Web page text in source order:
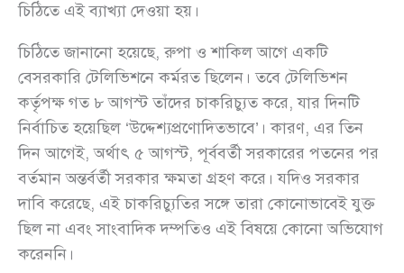
চিঠিতে এই ব্যাখ্যা দেওয়া হয়।
চিঠিতে জানানো হয়েছে, রুপা ও শাকিল আগে একটি
বেসরকারি টেলিভিশনে কর্মরত ছিলেন। তবে টেলিভিশন
কর্তৃপক্ষ গত ৮ আগস্ট তাঁদের চাকরিচ্যুত করে, যার দিনটি
নির্বাচিত হয়েছিল ‘উদ্দেশ্যপ্রণোদিতভাবে’। কারণ, এর তিন
দিন আগেই, অর্থাৎ ৫ আগস্ট, পূর্ববর্তী সরকারের পতনের পর
বর্তমান অন্তর্বর্তী সরকার ক্ষমতা গ্রহণ করে। যদিও সরকার
দাবি করেছে, এই চাকরিচ্যুতির সঙ্গে তারা কোনোভাবেই যুক্ত
ছিল না এবং সাংবাদিক দম্পতিও এই বিষয়ে কোনো অভিযোগ
করেননি।